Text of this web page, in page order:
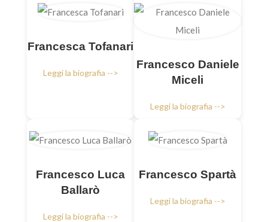
Francesca Tofanari
Leggi la biografia -->
Francesco Daniele
Miceli
Leggi la biografia -->
Francesco Luca
Ballarò
Leggi la biografia -->
Francesco Spartà
Leggi la biografia -->